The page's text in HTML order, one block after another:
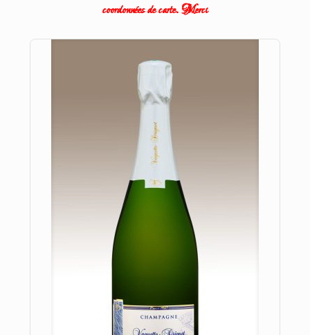
coordonnées de carte. Merci